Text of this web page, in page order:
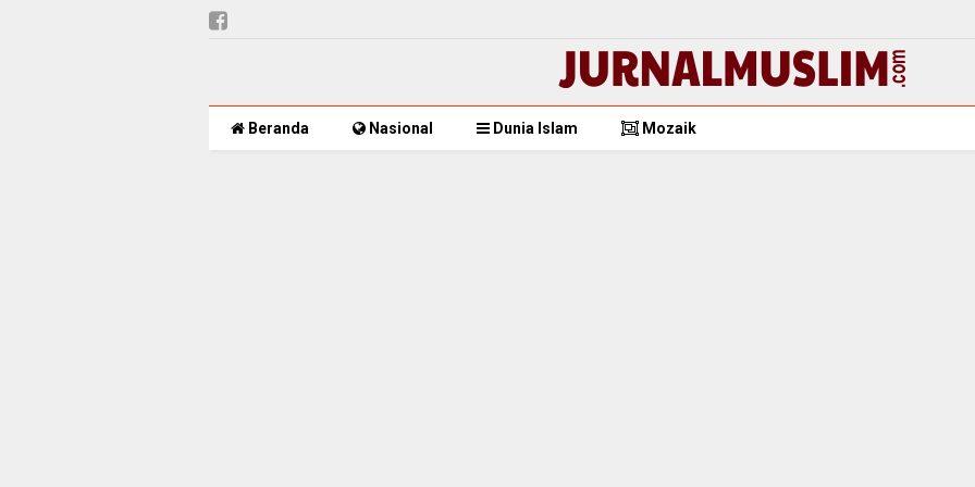
Beranda Nasional Dunia Islam Mozaik